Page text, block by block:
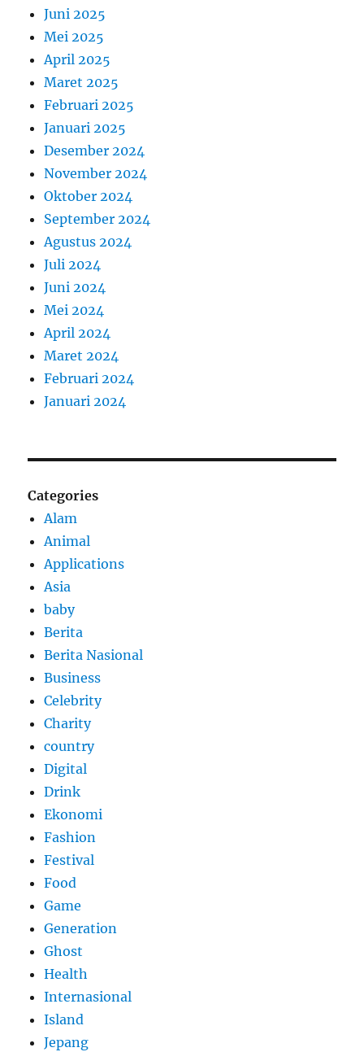
Juni 2025
Mei 2025
April 2025
Maret 2025
Februari 2025
Januari 2025
Desember 2024
November 2024
Oktober 2024
September 2024
Agustus 2024
Juli 2024
Juni 2024
Mei 2024
April 2024
Maret 2024
Februari 2024
Januari 2024
Categories
Alam
Animal
Applications
Asia
baby
Berita
Berita Nasional
Business
Celebrity
Charity
country
Digital
Drink
Ekonomi
Fashion
Festival
Food
Game
Generation
Ghost
Health
Internasional
Island
Jepang